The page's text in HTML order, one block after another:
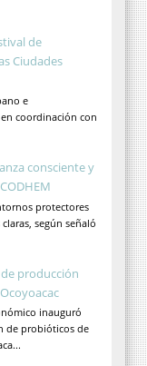
de
Ciudades
e
coordinación con
consciente y
protectores
según señaló
producción
inauguró
de probióticos de